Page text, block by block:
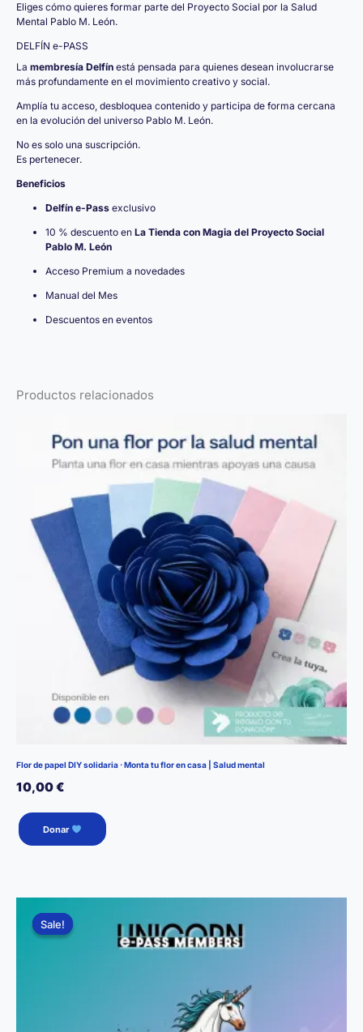
Eliges cómo quieres formar parte del Proyecto Social por la Salud
Mental Pablo M. León.
DELFÍN e-PASS
La membresía Delfín está pensada para quienes desean involucrarse
más profundamente en el movimiento creativo y social.
Amplía tu acceso, desbloquea contenido y participa de forma cercana
en la evolución del universo Pablo M. León.
No es solo una suscripción.
Es pertenecer.
Beneficios
Delfín e-Pass exclusivo
10 % descuento en La Tienda con Magia del Proyecto Social
Pablo M. León
Acceso Premium a novedades
Manual del Mes
Descuentos en eventos
Productos relacionados
Flor de papel DIY solidaria · Monta tu flor en casa | Salud mental
10,00€
Donar
opciones
se
Sale!
Sale!